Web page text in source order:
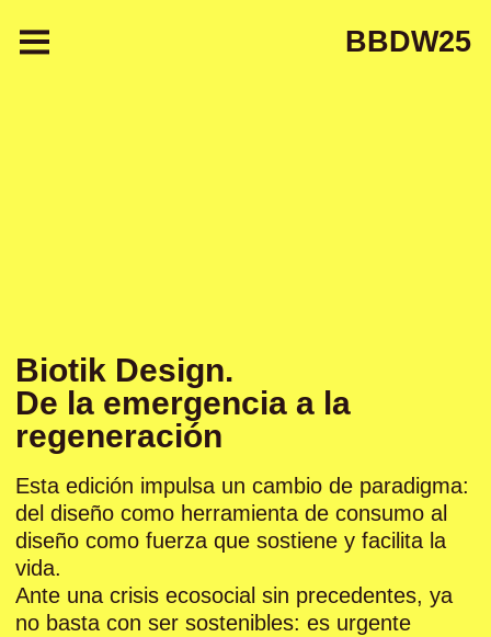
BBDW25
Biotik Design.
De la emergencia a la
regeneración
Esta edición impulsa un cambio de paradigma:
del diseño como herramienta de consumo al
diseño como fuerza que sostiene y facilita la
vida.
Ante una crisis ecosocial sin precedentes, ya
no basta con ser sostenibles: es urgente